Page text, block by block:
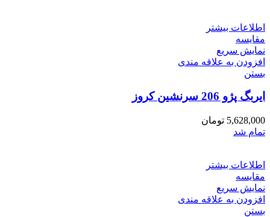
اطلاعات بیشتر
مقایسه
نمایش سریع
افزودن به علاقه مندی
بستن
ایربگ پژو 206 سرنشین کروز
5,628,000 تومان
تمام شد
اطلاعات بیشتر
مقایسه
نمایش سریع
افزودن به علاقه مندی
بستن